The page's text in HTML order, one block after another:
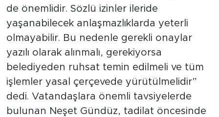
de önemlidir. Sözlü izinler ileride
yaşanabilecek anlaşmazlıklarda yeterli
olmayabilir. Bu nedenle gerekli onaylar
yazılı olarak alınmalı, gerekiyorsa
belediyeden ruhsat temin edilmeli ve tüm
işlemler yasal çerçevede yürütülmelidir”
dedi. Vatandaşlara önemli tavsiyelerde
bulunan Neşet Gündüz, tadilat öncesinde